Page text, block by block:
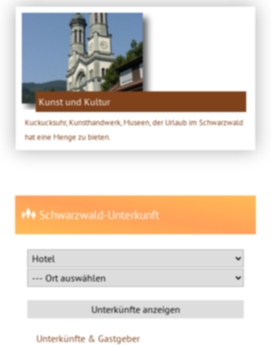
Kunst und Kultur
Kuckucksuhr, Kunsthandwerk, Museen, der Urlaub im Schwarzwald
hat eine Menge zu bieten.
Schwarzwald-Unterkunft
Unterkünfte & Gastgeber